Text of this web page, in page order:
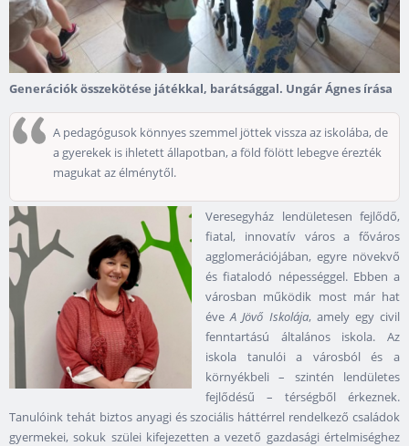
Generációk összekötése játékkal, barátsággal. Ungár Ágnes írása
A pedagógusok könnyes szemmel jöttek vissza az iskolába, de
a gyerekek is ihletett állapotban, a föld fölött lebegve érezték
magukat az élménytől.
Veresegyház lendületesen fejlődő,
fiatal, innovatív város a főváros
agglomerációjában, egyre növekvő
és fiatalodó népességgel. Ebben a
városban működik most már hat
éveA Jövő Iskolája, amely egy civil
fenntartású általános iskola. Az
iskola tanulói a városból és a
környékbeli – szintén lendületes
fejlődésű – térségből érkeznek.
Tanulóink tehát biztos anyagi és szociális háttérrel rendelkező családok
gyermekei, sokuk szülei kifejezetten a vezető gazdasági értelmiséghez